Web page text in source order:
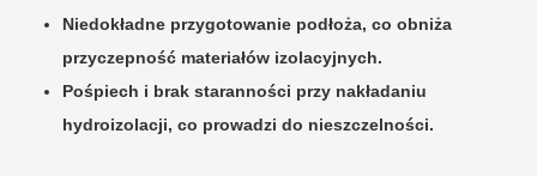
Niedokładne przygotowanie podłoża, co obniża
przyczepność materiałów izolacyjnych.
Pośpiech i brak staranności przy nakładaniu
hydroizolacji, co prowadzi do nieszczelności.